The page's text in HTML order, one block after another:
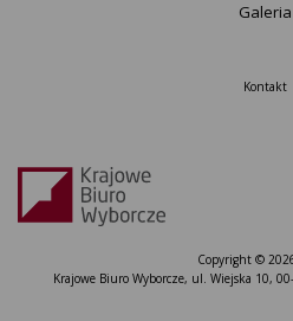
Galeria
Kontakt
Copyright ©
Krajowe Biuro Wyborcze, ul. Wiejska 10,